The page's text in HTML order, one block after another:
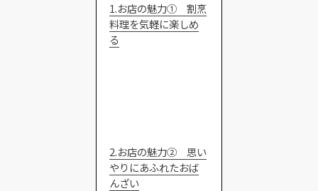
1.お店の魅力① 割烹
料理を気軽に楽しめ
る
2.お店の魅力② 思い
やりにあふれたおば
んざい